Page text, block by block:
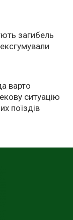
загибель
варто
ситуацію
поїздів